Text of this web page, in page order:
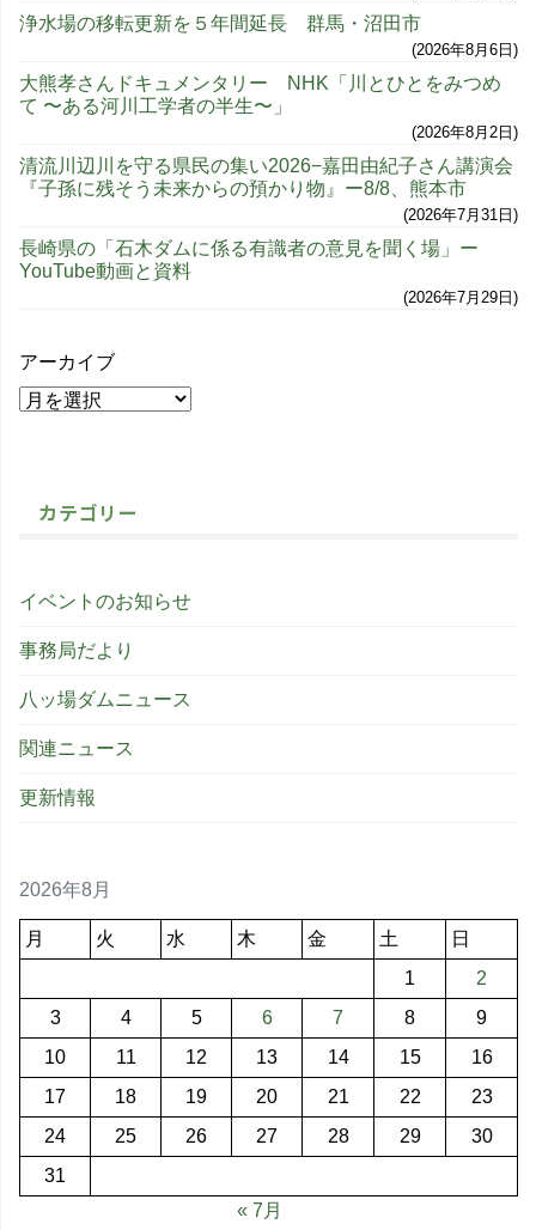
浄水場の移転更新を５年間延長 群馬・沼田市
2026年8月6日
大熊孝さんドキュメンタリー NHK「川とひとをみつめ
て 〜ある河川工学者の半生〜」
2026年8月2日
清流川辺川を守る県民の集い2026−嘉田由紀子さん講演会
『子孫に残そう未来からの預かり物』ー8/8、熊本市
2026年7月31日
長崎県の「石木ダムに係る有識者の意見を聞く場」ー
YouTube動画と資料
2026年7月29日
アーカイブ
カテゴリー
イベントのお知らせ
事務局だより
八ッ場ダムニュース
関連ニュース
更新情報
2026年8月
月 火 水 木 金 土
日
1
2
3
4 5 6 7 8
9
10
11 12 13 14 15
16
17
18 19 20 21 22
23
24
25 26 27 28 29
30
31
« 7月